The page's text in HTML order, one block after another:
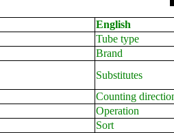
English
Tube type
Brand
Substitutes
Counting
Operation
Sort